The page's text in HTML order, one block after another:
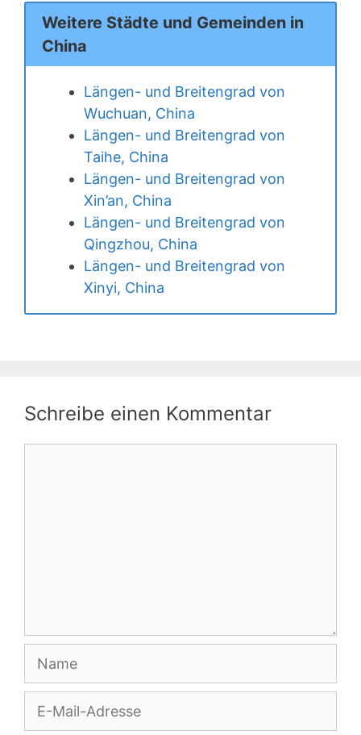
Weitere Städte und Gemeinden in
China
Längen- und Breitengrad von
Wuchuan, China
Längen- und Breitengrad von
Taihe, China
Längen- und Breitengrad von
Xin’an, China
Längen- und Breitengrad von
Qingzhou, China
Längen- und Breitengrad von
Xinyi, China
Schreibe einen Kommentar